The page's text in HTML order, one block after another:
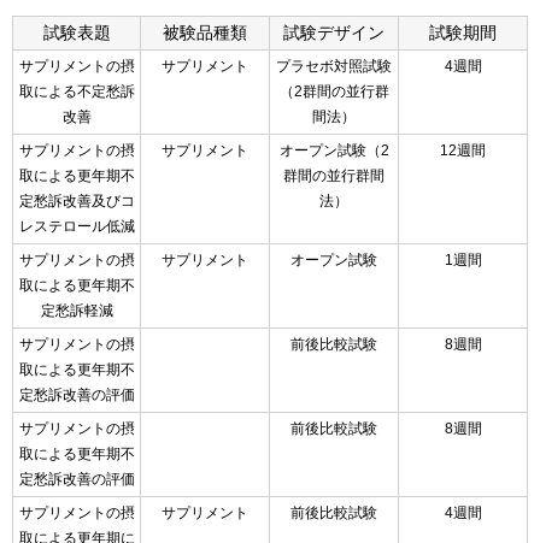
試験表題 被験品種類 試験デザイン 試験期間
サプリメントの摂
取による不定愁訴
改善
サプリメント
プラセボ対照試験
（2群間の並行群
間法）
4週間
サプリメントの摂
取による更年期不
定愁訴改善及びコ
レステロール低減
サプリメント
オープン試験（2
群間の並行群間
法）
12週間
サプリメントの摂
取による更年期不
定愁訴軽減
サプリメント オープン試験 1週間
サプリメントの摂
取による更年期不
定愁訴改善の評価
前後比較試験 8週間
サプリメントの摂
取による更年期不
定愁訴改善の評価
前後比較試験 8週間
サプリメントの摂
取による更年期に
サプリメント 前後比較試験 4週間